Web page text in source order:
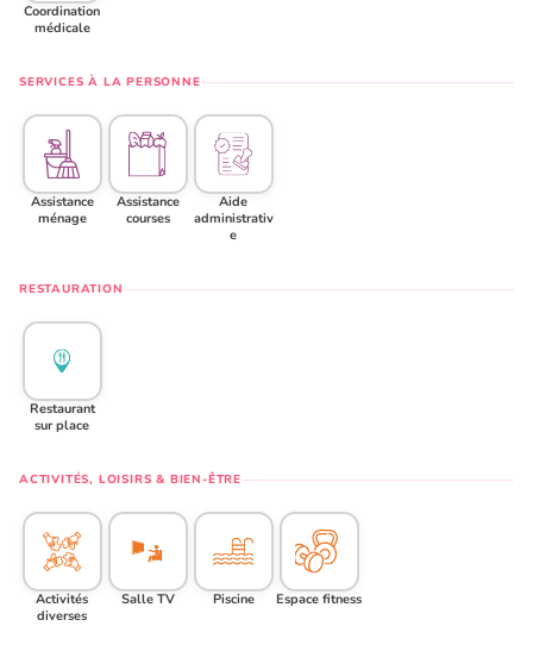
Coordination
médicale
SERVICES À LA PERSONNE
Assistance
ménage
Assistance
courses
Aide
administrativ
e
RESTAURATION
Restaurant
sur place
ACTIVITÉS, LOISIRS & BIEN-ÊTRE
Activités
diverses
Salle TV Piscine Espace fitness